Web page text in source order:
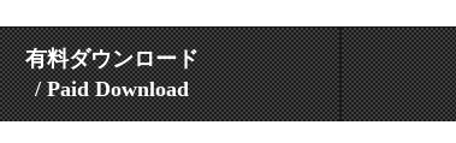
有料ダウンロード
/ Paid Download